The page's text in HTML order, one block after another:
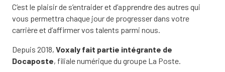
C’est le plaisir de s’entraider et d’apprendre des autres qui
vous permettra chaque jour de progresser dans votre
carrière et d’affirmer vos talents parmi nous.
Depuis 2018, Voxaly fait partie intégrante de
Docaposte, filiale numérique du groupe La Poste.